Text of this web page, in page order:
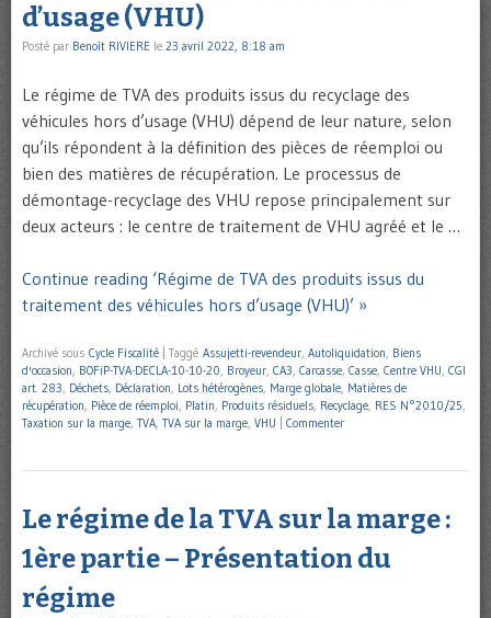
d’usage (VHU)
Posté par Benoît RIVIERE le 23 avril 2022, 8:18 am
Le régime de TVA des produits issus du recyclage des
véhicules hors d’usage (VHU) dépend de leur nature, selon
qu’ils répondent à la définition des pièces de réemploi ou
bien des matières de récupération. Le processus de
démontage-recyclage des VHU repose principalement sur
deux acteurs : le centre de traitement de VHU agréé et le …
Continue reading ‘Régime de TVA des produits issus du
traitement des véhicules hors d’usage (VHU)’ »
Archivé sous Cycle Fiscalité Taggé Assujetti-revendeur, Autoliquidation, Biens
d'occasion, BOFiP-TVA-DECLA-10-10-20, Broyeur, CA3, Carcasse, Casse, Centre VHU, CGI
art. 283, Déchets, Déclaration, Lots hétérogènes, Marge globale, Matières de
récupération, Pièce de réemploi, Platin, Produits résiduels, Recyclage, RES N°2010/25,
Taxation sur la marge, TVA, TVA sur la marge, VHU Commenter
Le régime de la TVA sur la marge :
1ère partie – Présentation du
régime